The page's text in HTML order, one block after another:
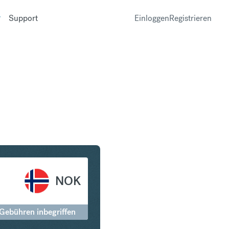
Support EinloggenRegistrieren
NOK
inbegriffen